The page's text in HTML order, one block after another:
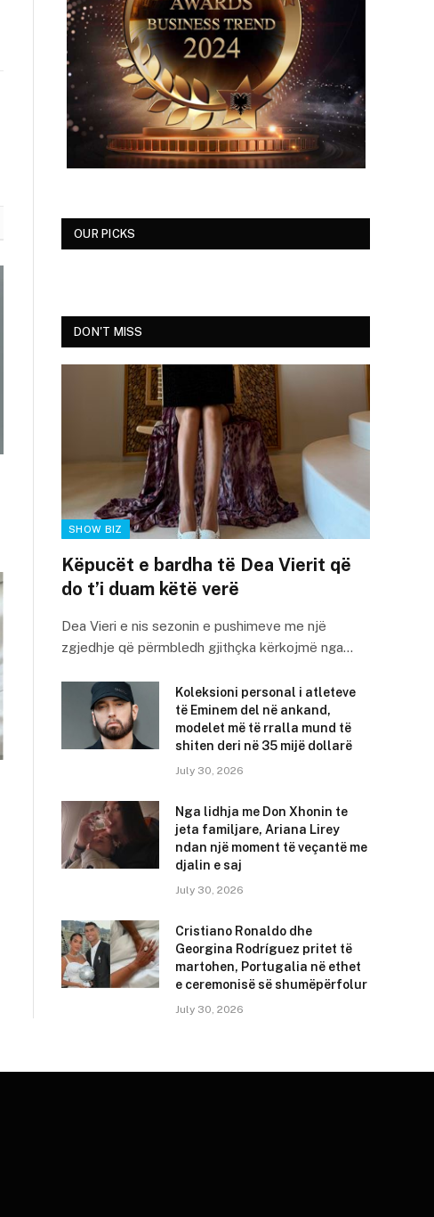
OUR PICKS
DON'T MISS
SHOW BIZ
Këpucët e bardha të Dea Vierit që
do t’i duam këtë verë
Dea Vieri e nis sezonin e pushimeve me një
zgjedhje që përmbledh gjithçka kërkojmë nga…
Koleksioni personal i atleteve
të Eminem del në ankand,
modelet më të rralla mund të
shiten deri në 35 mijë dollarë
July 30, 2026
Nga lidhja me Don Xhonin te
jeta familjare, Ariana Lirey
ndan një moment të veçantë me
djalin e saj
July 30, 2026
Cristiano Ronaldo dhe
Georgina Rodríguez pritet të
martohen, Portugalia në ethet
e ceremonisë së shumëpërfolur
July 30, 2026